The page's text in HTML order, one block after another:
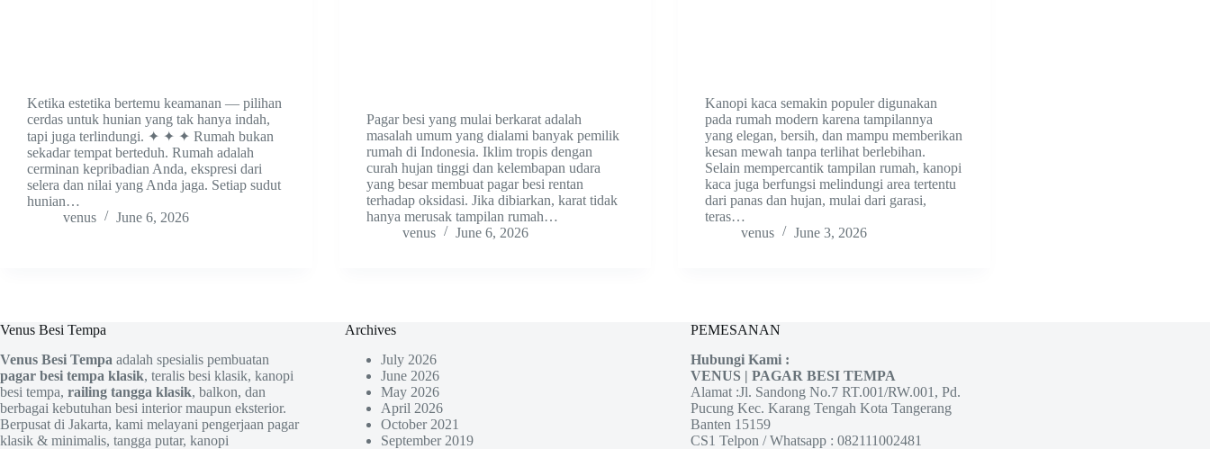
Ketika estetika bertemu keamanan — pilihan
cerdas untuk hunian yang tak hanya indah,
tapi juga terlindungi. ✦ ✦ ✦ Rumah bukan
sekadar tempat berteduh. Rumah adalah
cerminan kepribadian Anda, ekspresi dari
selera dan nilai yang Anda jaga. Setiap sudut
hunian…
venus
June 6, 2026
Pagar besi yang mulai berkarat adalah
masalah umum yang dialami banyak pemilik
rumah di Indonesia. Iklim tropis dengan
curah hujan tinggi dan kelembapan udara
yang besar membuat pagar besi rentan
terhadap oksidasi. Jika dibiarkan, karat tidak
hanya merusak tampilan rumah…
venus
June 6, 2026
Kanopi kaca semakin populer digunakan
pada rumah modern karena tampilannya
yang elegan, bersih, dan mampu memberikan
kesan mewah tanpa terlihat berlebihan.
Selain mempercantik tampilan rumah, kanopi
kaca juga berfungsi melindungi area tertentu
dari panas dan hujan, mulai dari garasi,
teras…
venus
June 3, 2026
Venus Besi Tempa
Venus Besi Tempa adalah spesialis pembuatan
pagar besi tempa klasik, teralis besi klasik, kanopi
besi tempa, railing tangga klasik, balkon, dan
berbagai kebutuhan besi interior maupun eksterior.
Berpusat di Jakarta, kami melayani pengerjaan pagar
klasik & minimalis, tangga putar, kanopi
Archives
July 2026
June 2026
May 2026
April 2026
October 2021
September 2019
PEMESANAN
Hubungi Kami :
VENUS | PAGAR BESI TEMPA
Alamat :Jl. Sandong No.7 RT.001/RW.001, Pd.
Pucung Kec. Karang Tengah Kota Tangerang
Banten 15159
CS1 Telpon / Whatsapp : 082111002481